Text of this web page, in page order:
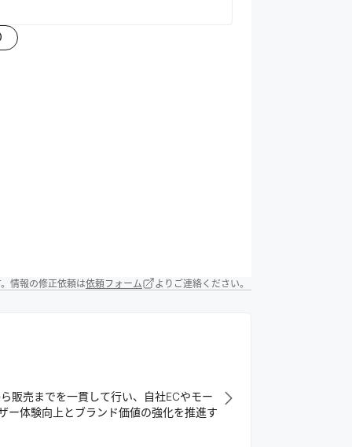
情報の修正依頼は依頼フォーム よりご連絡ください。
販売までを一貫して行い、自社ECやモー
ー体験向上とブランド価値の強化を推進す